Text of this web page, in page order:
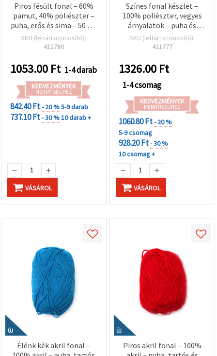
Piros fésült fonal – 60%
pamut, 40% poliészter –
puha, erős és sima – 50 g –
kötéshez és horgoláshoz
SKU (leltári azonosító):
411780
1053.00 Ft 1-4 darab
KEDVEZMÉNYEK
MENNYISÉGHEZ
842.40 Ft- 20 %5-9 darab
737.10 Ft- 30 %10 darab +
VÁSÁROL
Színes fonal készlet –
100% poliészter, vegyes
árnyalatok – puha és
sokoldalú horgoló és
kötő fonal, 12 db x 10 g
SKU (leltári azonosító):
411777
1326.00 Ft
1-4 csomag
KEDVEZMÉNYEK
MENNYISÉGHEZ
1060.80 Ft- 20 %
5-9 csomag
928.20 Ft- 30 %
10 csomag +
VÁSÁROL
ÚJ
Élénk kék akril fonal –
ÚJ
Piros akril fonal – 100%